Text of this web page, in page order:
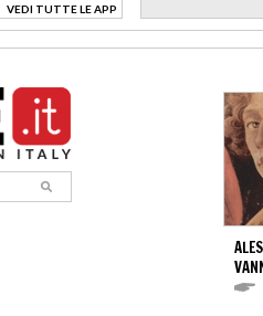
VEDI TUTTE LE APP
>